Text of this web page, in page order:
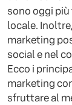
sono oggi
locale.
marketing
social e nel
Ecco i
marketing
sfruttare al